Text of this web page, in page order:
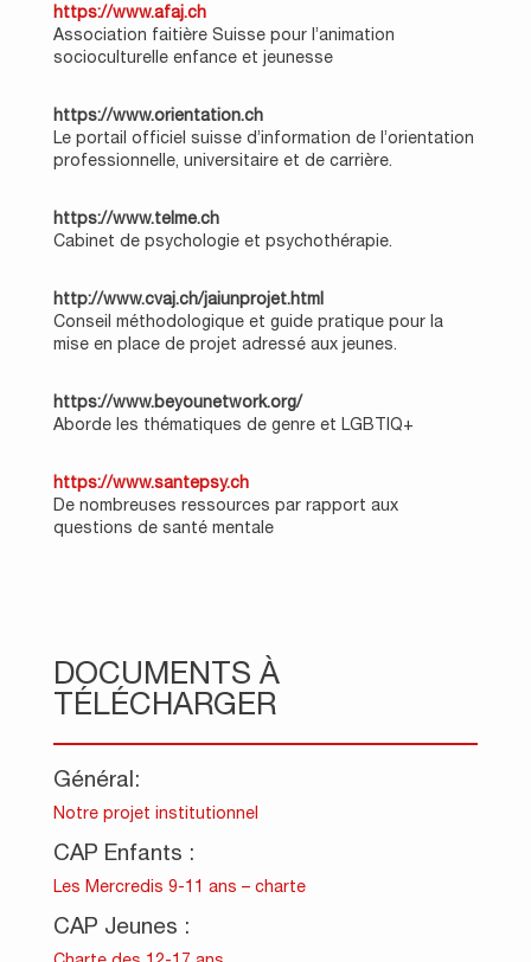
https://www.afaj.ch
Association faitière Suisse pour l’animation
socioculturelle enfance et jeunesse
https://www.orientation.ch
Le portail officiel suisse d’information de l’orientation
professionnelle, universitaire et de carrière.
https://www.telme.ch
Cabinet de psychologie et psychothérapie.
http://www.cvaj.ch/jaiunprojet.html
Conseil méthodologique et guide pratique pour la
mise en place de projet adressé aux jeunes.
https://www.beyounetwork.org/
Aborde les thématiques de genre et LGBTIQ+
https://www.santepsy.ch
De nombreuses ressources par rapport aux
questions de santé mentale
DOCUMENTS À
TÉLÉCHARGER
Général:
Notre projet institutionnel
CAP Enfants :
Les Mercredis 9-11 ans – charte
CAP Jeunes :